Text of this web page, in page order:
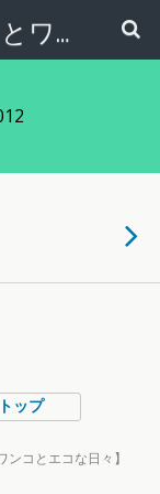
篠島Blog【篠島 釣りとワンコとエコな日々】
ップ
コとエコな日々】